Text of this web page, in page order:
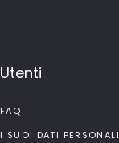
Utenti
FAQ
I SUOI DATI PERSONALI